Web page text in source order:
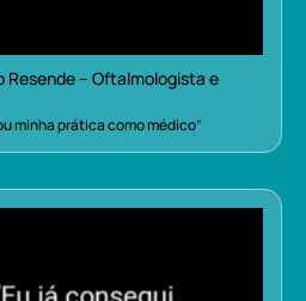
Resende – Oftalmologista e
minha prática como médico”